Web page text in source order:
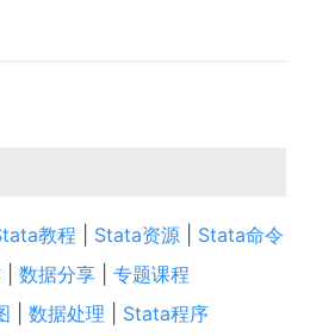
教程 Stata资源| Stata命令
| 数据分享| 专题课程
数据处理
Stata程序